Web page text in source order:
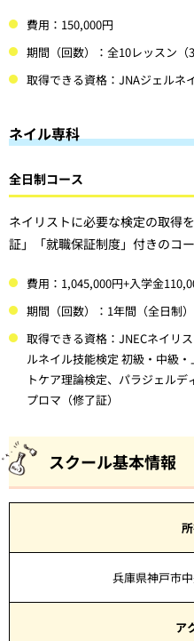
費用：150,000円
期間（回数）：全10レッスン（
取得できる資格：JNAジェルネ
ネイル専科
全日制コース
ネイリストに必要な検定の取得
証」「就職保証制度」付きのコー
費用：1,045,000円+入学金
期間（回数）：1年間（全日制）
取得できる資格：JNECネイリ
ルネイル技能検定 初級・中級
トケア理論検定、パラジェル
プロマ（修了証）
スクール基本情報
兵庫県神戸市
ア